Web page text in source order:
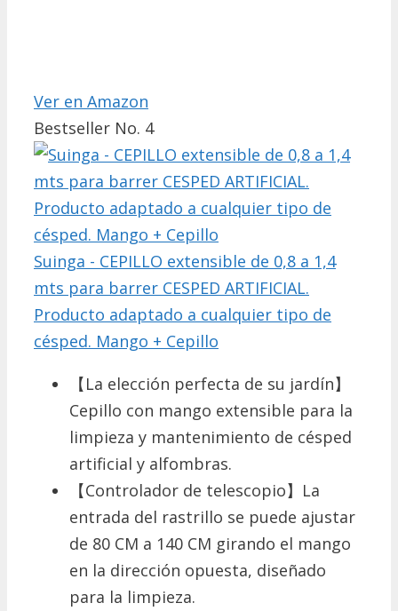
Ver en Amazon
Bestseller No. 4
Suinga - CEPILLO extensible de 0,8 a 1,4
mts para barrer CESPED ARTIFICIAL.
Producto adaptado a cualquier tipo de
césped. Mango + Cepillo
【La elección perfecta de su jardín】
Cepillo con mango extensible para la
limpieza y mantenimiento de césped
artificial y alfombras.
【Controlador de telescopio】La
entrada del rastrillo se puede ajustar
de 80 CM a 140 CM girando el mango
en la dirección opuesta, diseñado
para la limpieza.